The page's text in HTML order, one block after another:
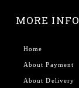
MORE INFO
Home
About Payment
About Delivery